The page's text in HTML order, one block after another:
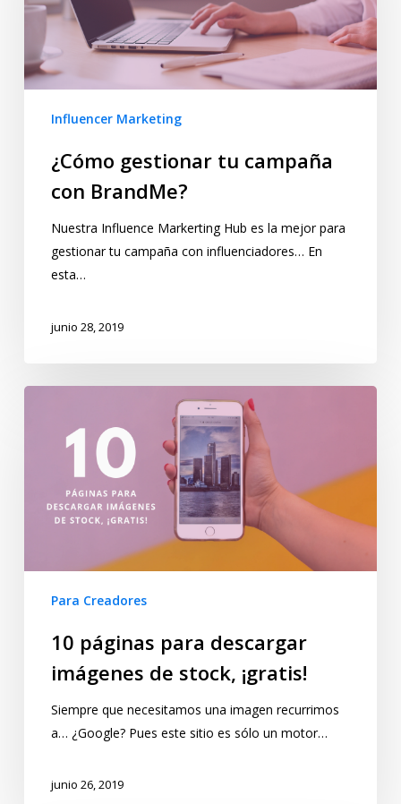
Influencer Marketing
¿Cómo gestionar tu campaña
con BrandMe?
Nuestra Influence Markerting Hub es la mejor para
gestionar tu campaña con influenciadores… En
esta…
junio 28, 2019
Para Creadores
10 páginas para descargar
imágenes de stock, ¡gratis!
Siempre que necesitamos una imagen recurrimos
a… ¿Google? Pues este sitio es sólo un motor…
junio 26, 2019